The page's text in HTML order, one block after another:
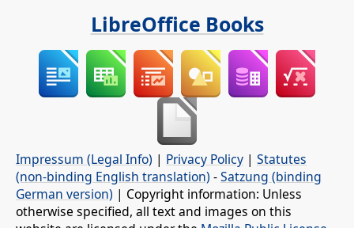
LibreOffice Books
Impressum (Legal Info) | Privacy Policy | Statutes
(non-binding English translation) -Satzung (binding
German version) | Copyright information: Unless
otherwise specified, all text and images on this